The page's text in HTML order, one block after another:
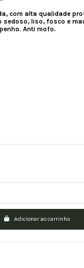
com alta qualidade
sedoso, liso, fosco e
Anti mofo.
Adicionar ao carrinho